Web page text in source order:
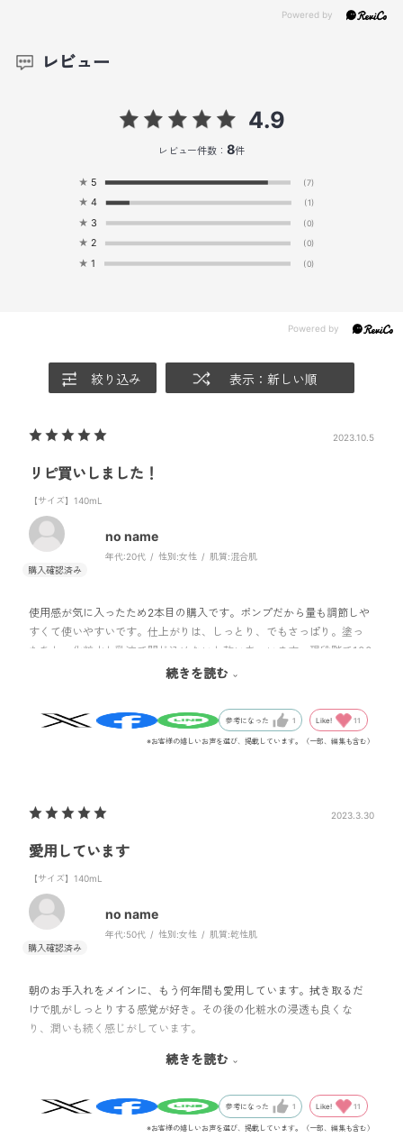
レビュー
4.9
レビュー件数： 8件
★ 5 (7)
★ 4 (1)
★ 3 (0)
★ 2 (0)
★ 1 (0)
絞り込み 表示：新しい順
2023.10.5
リピ買いしました！
【サイズ】140mL
no name
年代:20代 性別:女性 肌質:混合肌
使用感が気に入ったため2本目の購入です。ポンプだから量も調節しや
すくて使いやすいです。仕上がりは、しっとり、でもさっぱり。塗っ
たあと、化粧水と乳液で閉じ込めないと乾いちゃいます。現段階で100
点ですが、残りの量がわかるように、ケースが不透明になったら120
続きを読む
参考になった 1 Like! 11
※お客様の嬉しいお声を選び、掲載しています。（一部、編集も含む）
2023.3.30
愛用しています
【サイズ】140mL
no name
年代:50代 性別:女性 肌質:乾性肌
朝のお手入れをメインに、もう何年間も愛用しています。拭き取るだ
けで肌がしっとりする感覚が好き。その後の化粧水の浸透も良くな
り、潤いも続く感じがしています。
続きを読む
参考になった 1 Like! 11
※お客様の嬉しいお声を選び、掲載しています。（一部、編集も含む）